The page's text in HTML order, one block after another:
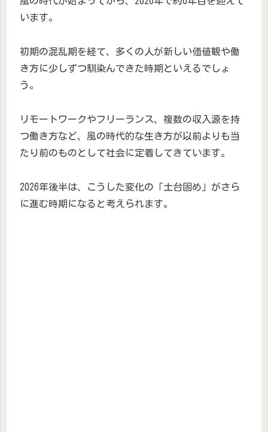
います。
初期の混乱期を経て、多くの人が新しい価値観や働
き方に少しずつ馴染んできた時期といえるでしょ
う。
リモートワークやフリーランス、複数の収入源を持
つ働き方など、風の時代的な生き方が以前よりも当
たり前のものとして社会に定着してきています。
2026年後半は、こうした変化の「土台固め」がさら
に進む時期になると考えられます。